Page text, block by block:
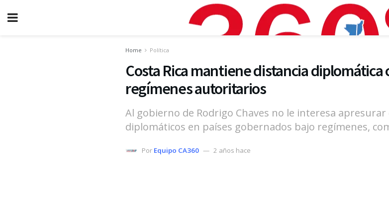
Home Política
Costa Rica mantiene distancia diplomática
regímenes autoritarios
Al gobierno de Rodrigo Chaves no le interesa
diplomáticos en países gobernados bajo regímenes,
Por Equipo CA360 2 años hace